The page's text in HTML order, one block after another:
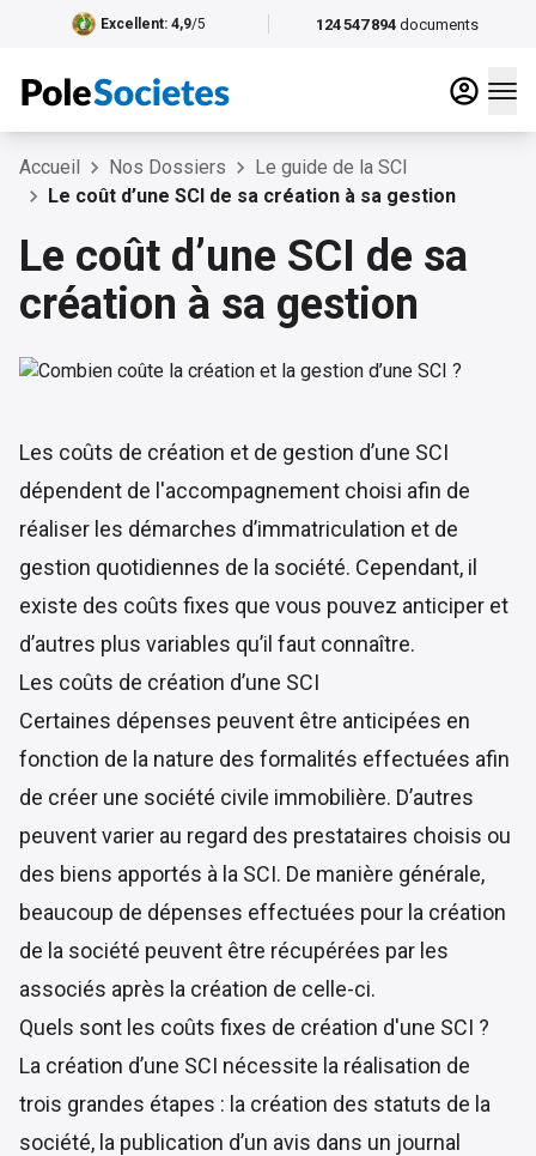
124 547 894 documents
Excellent: 4,9/5
Accueil Nos Dossiers
Le guide de la SCI
Le coût d’une SCI de sa création à sa gestion
Le coût d’une SCI de sa
création à sa gestion
Les coûts de création et de gestion d’une SCI
dépendent de l'accompagnement choisi afin de
réaliser les démarches d’immatriculation et de
gestion quotidiennes de la société. Cependant, il
existe des coûts fixes que vous pouvez anticiper et
d’autres plus variables qu’il faut connaître.
Les coûts de création d’une SCI
Certaines dépenses peuvent être anticipées en
fonction de la nature des formalités effectuées afin
de créer une société civile immobilière. D’autres
peuvent varier au regard des prestataires choisis ou
des biens apportés à la SCI. De manière générale,
beaucoup de dépenses effectuées pour la création
de la société peuvent être récupérées par les
associés après la création de celle-ci.
Quels sont les coûts fixes de création d'une SCI ?
La création d’une SCI nécessite la réalisation de
trois grandes étapes : la création des statuts de la
société, la publication d’un avis dans un journal